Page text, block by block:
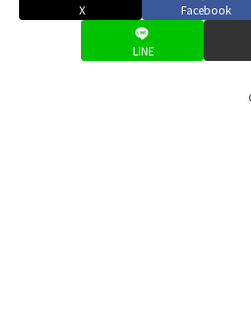
X Facebook
LINE